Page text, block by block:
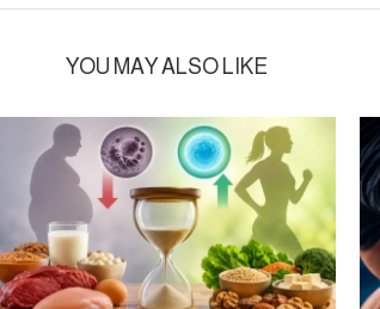
YOU MAY ALSO LIKE